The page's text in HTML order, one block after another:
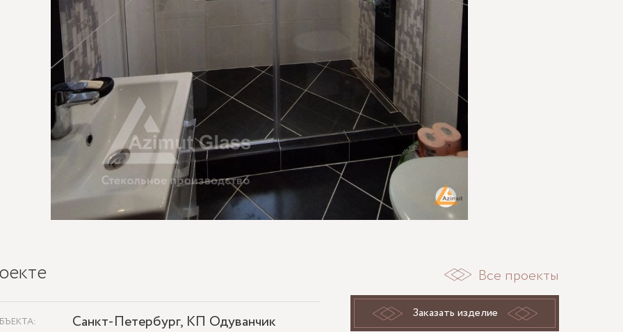
Все проекты
Заказать изделие
Санкт-Петербург, КП Одуванчик